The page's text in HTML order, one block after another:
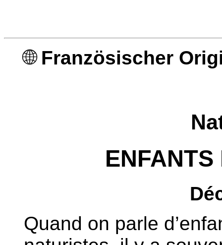
🌐 Französischer
Quand on parle